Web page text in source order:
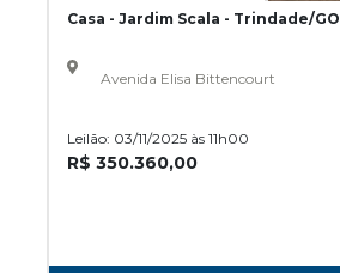
Casa - Jardim Scala - Trindade/GO
Avenida Elisa Bittencourt
Leilão: 03/11/2025 às 11h00
R$ 350.360,00